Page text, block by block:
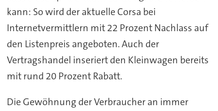
kann: So wird der aktuelle Corsa bei
Internetvermittlern mit 22 Prozent Nachlass auf
den Listenpreis angeboten. Auch der
Vertragshandel inseriert den Kleinwagen bereits
mit rund 20 Prozent Rabatt.
Die Gewöhnung der Verbraucher an immer